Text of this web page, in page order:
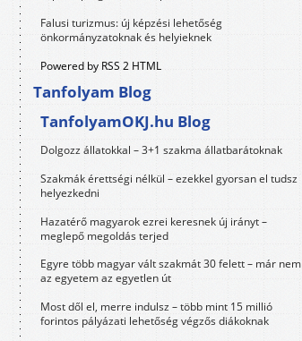
Falusi turizmus: új képzési lehetőség
önkormányzatoknak és helyieknek
Powered by RSS 2 HTML
Tanfolyam Blog
TanfolyamOKJ.hu Blog
Dolgozz állatokkal – 3+1 szakma állatbarátoknak
Szakmák érettségi nélkül – ezekkel gyorsan el tudsz
helyezkedni
Hazatérő magyarok ezrei keresnek új irányt –
meglepő megoldás terjed
Egyre több magyar vált szakmát 30 felett – már nem
az egyetem az egyetlen út
Most dől el, merre indulsz – több mint 15 millió
forintos pályázati lehetőség végzős diákoknak